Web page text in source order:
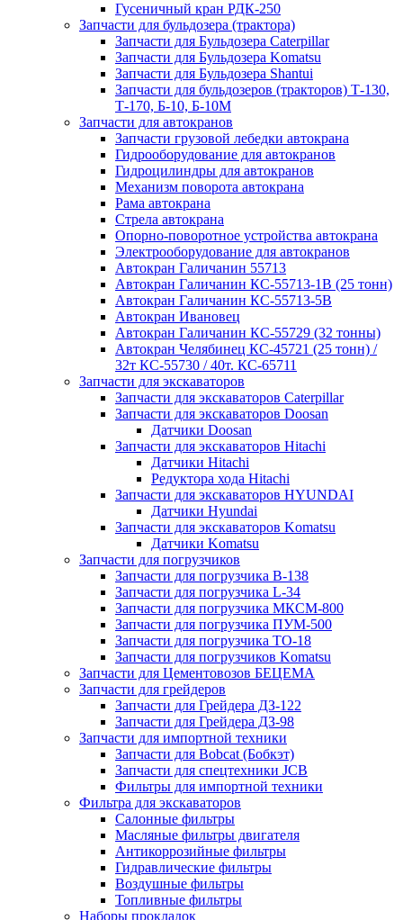
Гусеничный кран РДК-250
Запчасти для бульдозера (трактора)
Запчасти для Бульдозера Caterpillar
Запчасти для Бульдозера Komatsu
Запчасти для Бульдозера Shantui
Запчасти для бульдозеров (тракторов) Т-130,
Т-170, Б-10, Б-10М
Запчасти для автокранов
Запчасти грузовой лебедки автокрана
Гидрооборудование для автокранов
Гидроцилиндры для автокранов
Механизм поворота автокрана
Рама автокрана
Стрела автокрана
Опорно-поворотное устройства автокрана
Электрооборудование для автокранов
Автокран Галичанин 55713
Автокран Галичанин КС-55713-1В (25 тонн)
Автокран Галичанин КС-55713-5В
Автокран Ивановец
Автокран Галичанин КС-55729 (32 тонны)
Автокран Челябинец КС-45721 (25 тонн) /
32т КС-55730 / 40т. КС-65711
Запчасти для экскаваторов
Запчасти для экскаваторов Caterpillar
Запчасти для экскаваторов Doosan
Датчики Doosan
Запчасти для экскаваторов Hitachi
Датчики Hitachi
Редуктора хода Hitachi
Запчасти для экскаваторов HYUNDAI
Датчики Hyundai
Запчасти для экскаваторов Komatsu
Датчики Komatsu
Запчасти для погрузчиков
Запчасти для погрузчика B-138
Запчасти для погрузчика L-34
Запчасти для погрузчика МКСМ-800
Запчасти для погрузчика ПУМ-500
Запчасти для погрузчика ТО-18
Запчасти для погрузчиков Komatsu
Запчасти для Цементовозов БЕЦЕМА
Запчасти для грейдеров
Запчасти для Грейдера ДЗ-122
Запчасти для Грейдера ДЗ-98
Запчасти для импортной техники
Запчасти для Bobcat (Бобкэт)
Запчасти для спецтехники JCB
Фильтры для импортной техники
Фильтра для экскаваторов
Салонные фильтры
Масляные фильтры двигателя
Антикоррозийные фильтры
Гидравлические фильтры
Воздушные фильтры
Топливные фильтры
Наборы прокладок